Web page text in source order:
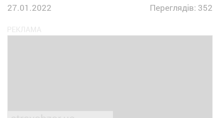
27.01.2022
Переглядів: 352